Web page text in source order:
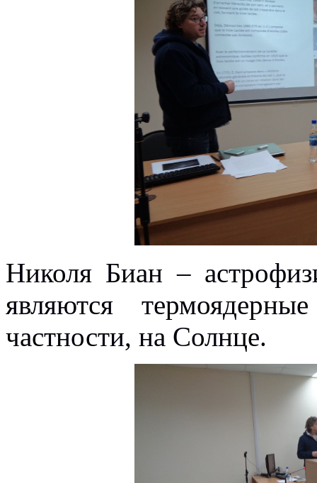
Николя Биан –
являются
частности, на Солнце.